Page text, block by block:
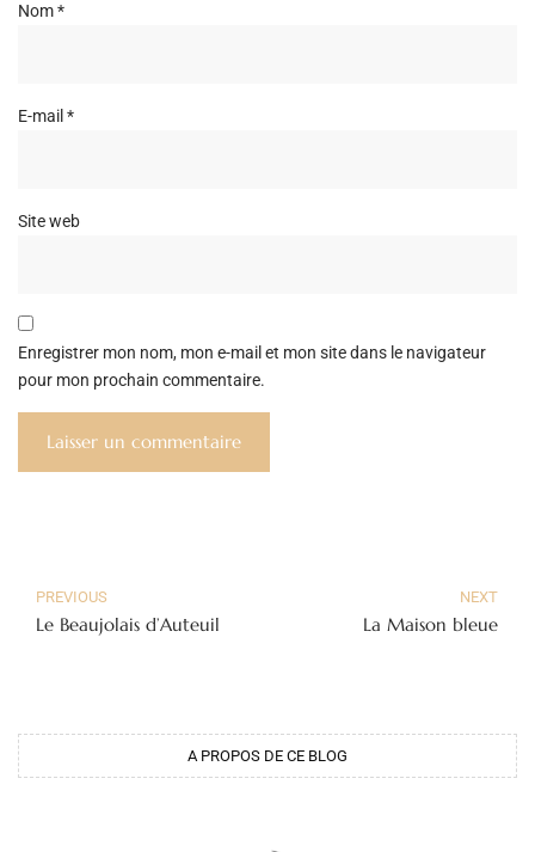
Nom*
E-mail *
Site web
Enregistrer mon nom, mon e-mail et mon site dans le navigateur
pour mon prochain commentaire.
PREVIOUS
Le Beaujolais d’Auteuil
NEXT
La Maison bleue
A PROPOS DE CE BLOG